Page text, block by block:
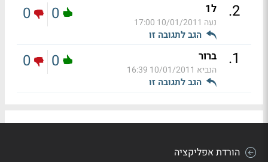
2
. ל1
נעה 10/01/2011 17:00
הגב לתגובה זו
0
0
1
. ברור
הנביא 10/01/2011 16:39
הגב לתגובה זו
0
0
הורדת אפליקציה